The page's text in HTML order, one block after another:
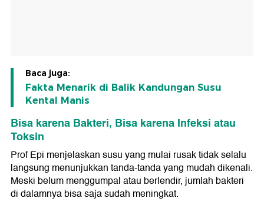
Baca juga:
Fakta Menarik di Balik Kandungan Susu
Kental Manis
Bisa karena Bakteri, Bisa karena Infeksi atau
Toksin
Prof Epi menjelaskan susu yang mulai rusak tidak selalu
langsung menunjukkan tanda-tanda yang mudah dikenali.
Meski belum menggumpal atau berlendir, jumlah bakteri
di dalamnya bisa saja sudah meningkat.